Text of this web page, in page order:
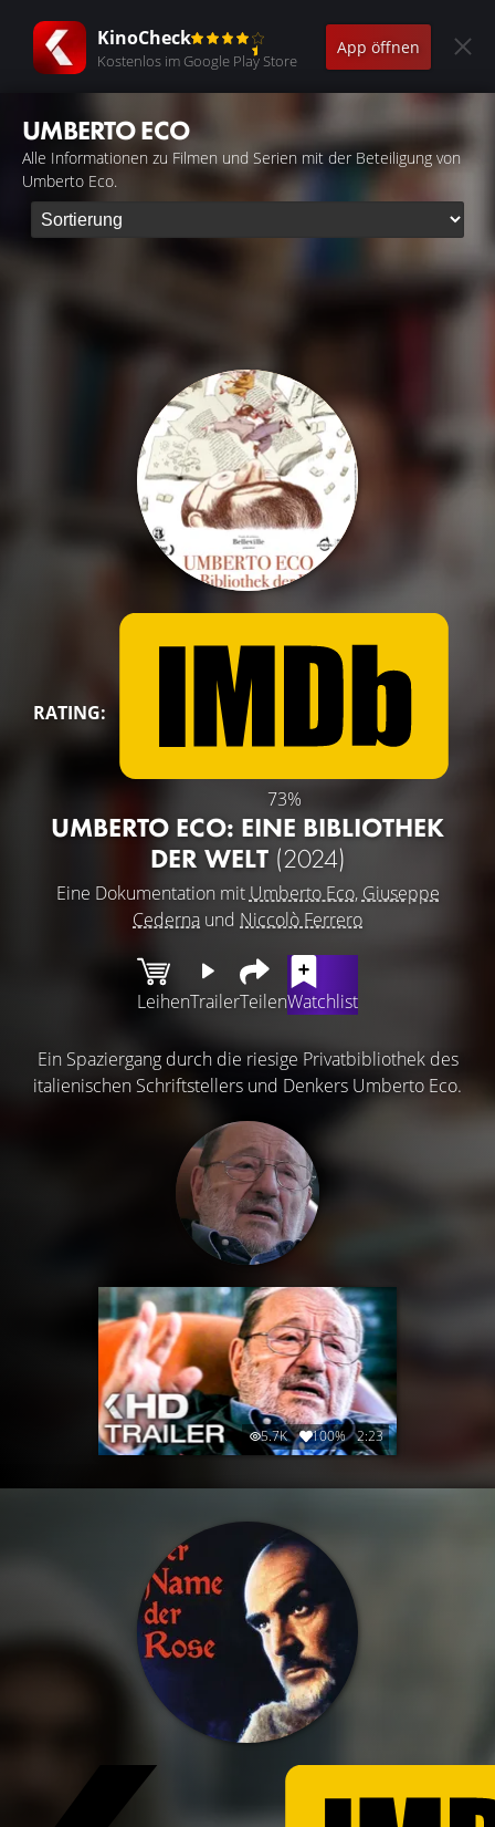
KinoCheck
Kostenlos im Google Play Store
App öffnen
UMBERTO ECO
Alle Informationen zu Filmen und Serien mit der Beteiligung von
Umberto Eco.
RATING:
73%
UMBERTO ECO: EINE BIBLIOTHEK
DER WELT (2024)
Eine Dokumentation mit Umberto Eco, Giuseppe
Cederna und Niccolò Ferrero
LeihenTrailerTeilenWatchlist
Ein Spaziergang durch die riesige Privatbibliothek des
italienischen Schriftstellers und Denkers Umberto Eco.
5.7K 100% 2:23